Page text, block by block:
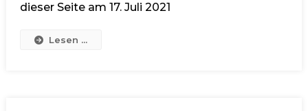
dieser Seite am 17. Juli 2021
Lesen ...